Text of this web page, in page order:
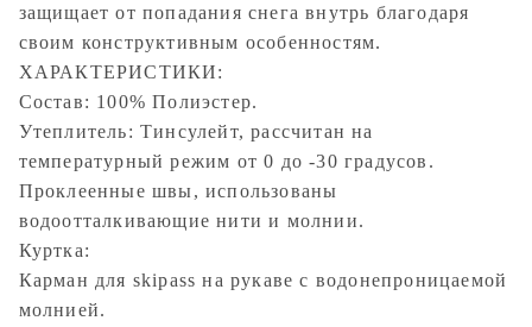
защищает от попадания снега внутрь благодаря
своим конструктивным особенностям.
ХАРАКТЕРИСТИКИ:
Состав: 100% Полиэстер.
Утеплитель: Тинсулейт, рассчитан на
температурный режим от 0 до -30 градусов.
Проклеенные швы, использованы
водоотталкивающие нити и молнии.
Куртка:
Карман для skipass на рукаве с водонепроницаемой
молнией.